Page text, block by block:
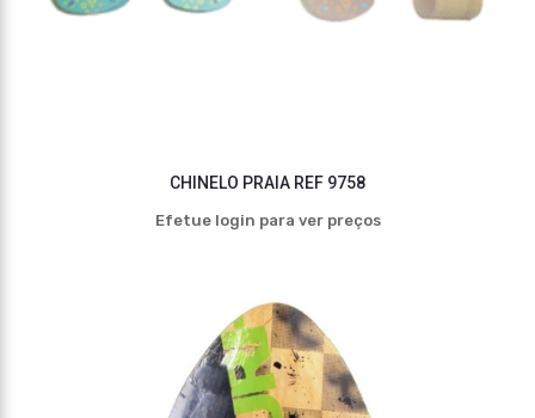
CHINELO PRAIA REF 9758
Efetue login para ver preços